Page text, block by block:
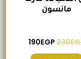
مانسون
230
190EGP